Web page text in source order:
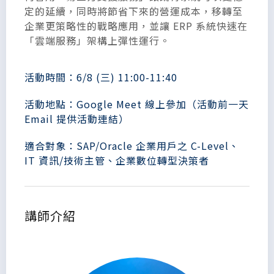
定的延續，同時將節省下來的營運成本，移轉至
企業更策略性的戰略應用，並讓 ERP 系統快速在
「雲端服務」架構上彈性運行。
活動時間：6/8 (三) 11:00-11:40
活動地點：Google Meet 線上參加（活動前一天
Email 提供活動連結）
適合對象：SAP/Oracle 企業用戶之 C-Level、
IT 資訊/技術主管、企業數位轉型決策者
講師介紹